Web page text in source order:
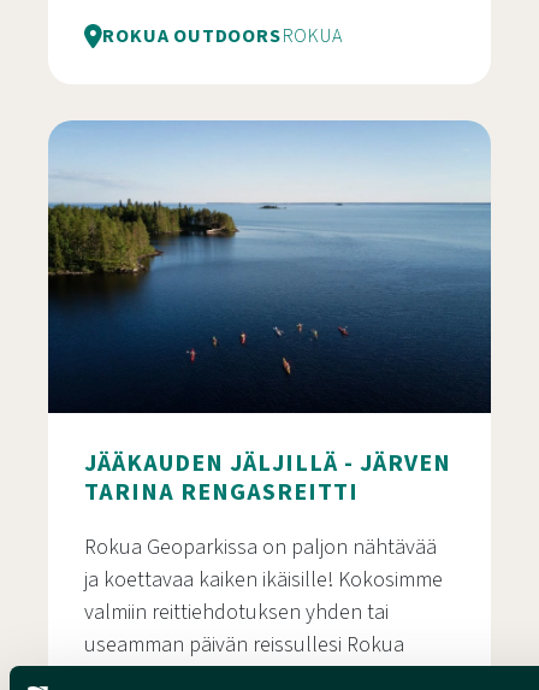
ROKUA OUTDOORSROKUA
JÄÄKAUDEN JÄLJILLÄ - JÄRVEN
TARINA RENGASREITTI
Rokua Geoparkissa on paljon nähtävää
ja koettavaa kaiken ikäisille! Kokosimme
valmiin reittiehdotuksen yhden tai
useamman päivän reissullesi Rokua